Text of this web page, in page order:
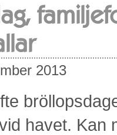
2013
havet. Kan